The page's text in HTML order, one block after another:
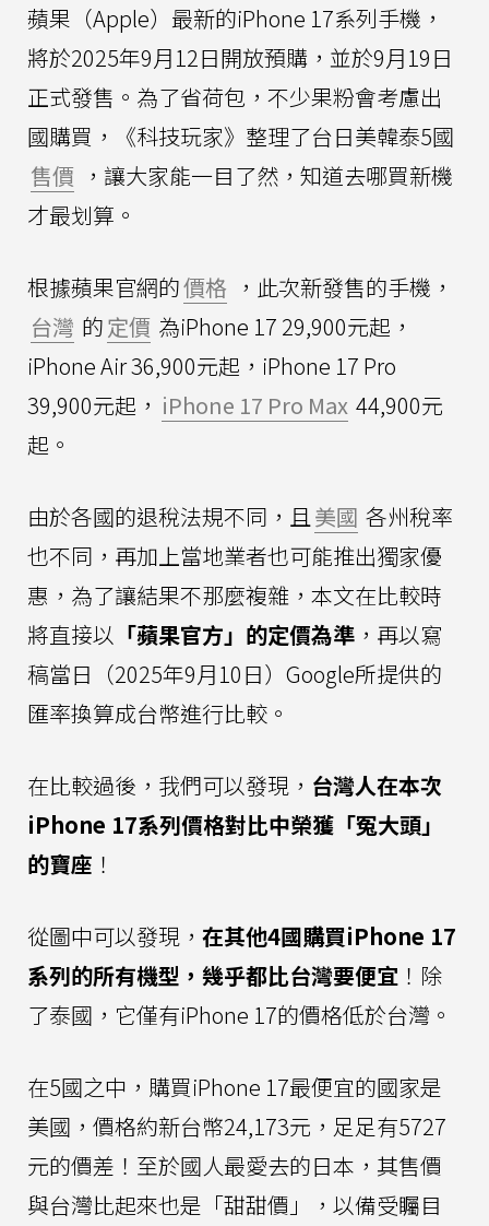
蘋果（Apple）最新的iPhone 17系列手機，
將於2025年9月12日開放預購，並於9月19日
正式發售。為了省荷包，不少果粉會考慮出
國購買，《科技玩家》整理了台日美韓泰5國
售價 ，讓大家能一目了然，知道去哪買新機
才最划算。
根據蘋果官網的價格 ，此次新發售的手機，
台灣 的定價 為iPhone 17 29,900元起，
iPhone Air 36,900元起，iPhone 17 Pro
39,900元起， iPhone 17 Pro Max 44,900元
起。
由於各國的退稅法規不同，且 美國 各州稅率
也不同，再加上當地業者也可能推出獨家優
惠，為了讓結果不那麼複雜，本文在比較時
將直接以 「蘋果官方」的定價為準 ，再以寫
稿當日（2025年9月10日）Google所提供的
匯率換算成台幣進行比較。
在比較過後，我們可以發現， 台灣人在本次
iPhone 17系列價格對比中榮獲「冤大頭」
的寶座 ！
從圖中可以發現， 在其他4國購買iPhone 17
系列的所有機型，幾乎都比台灣要便宜 ！除
了泰國，它僅有iPhone 17的價格低於台灣。
在5國之中，購買iPhone 17最便宜的國家是
美國，價格約新台幣24,173元，足足有5727
元的價差！至於國人最愛去的日本，其售價
與台灣比起來也是「甜甜價」，以備受矚目